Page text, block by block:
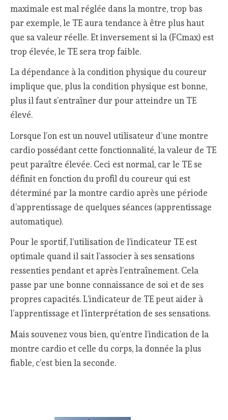
maximale est mal réglée dans la montre, trop bas
par exemple, le TE aura tendance à être plus haut
que sa valeur réelle. Et inversement si la (FCmax) est
trop élevée, le TE sera trop faible.
La dépendance à la condition physique du coureur
implique que, plus la condition physique est bonne,
plus il faut s’entraîner dur pour atteindre un TE
élevé.
Lorsque l’on est un nouvel utilisateur d’une montre
cardio possédant cette fonctionnalité, la valeur de TE
peut paraître élevée. Ceci est normal, car le TE se
définit en fonction du profil du coureur qui est
déterminé par la montre cardio après une période
d’apprentissage de quelques séances (apprentissage
automatique).
Pour le sportif, l’utilisation de l’indicateur TE est
optimale quand il sait l’associer à ses sensations
ressenties pendant et après l’entraînement. Cela
passe par une bonne connaissance de soi et de ses
propres capacités. L’indicateur de TE peut aider à
l’apprentissage et l’interprétation de ses sensations.
Mais souvenez vous bien, qu’entre l’indication de la
montre cardio et celle du corps, la donnée la plus
fiable, c’est bien la seconde.